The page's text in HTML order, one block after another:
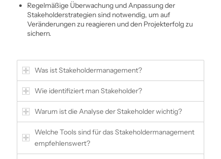
Regelmäßige Überwachung und Anpassung der
Stakeholder­strategien sind notwendig, um auf
Veränderungen zu reagieren und den Projekterfolg zu
sichern.
Was ist Stakeholder­management?
Wie identifiziert man Stakeholder?
Warum ist die Analyse der Stakeholder wichtig?
Welche Tools sind für das Stakeholder­management
empfehlenswert?